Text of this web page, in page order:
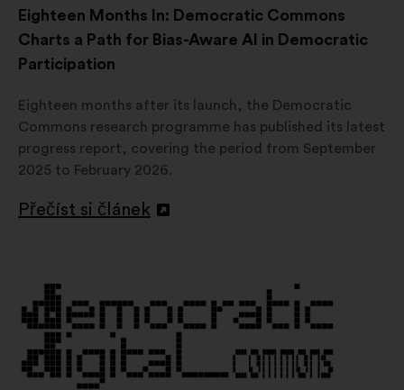
Eighteen Months In: Democratic Commons
Charts a Path for Bias-Aware AI in Democratic
Participation
Eighteen months after its launch, the Democratic
Commons research programme has published its latest
progress report, covering the period from September
2025 to February 2026.
Přečíst si článek
Otevřít
kartě